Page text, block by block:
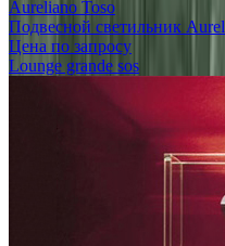
Aureliano Toso
Подвесной светильник
Цена по запросу
Lounge grande sos